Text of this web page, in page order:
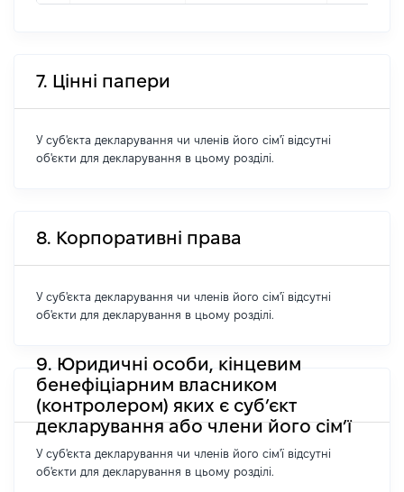
7. Цінні папери
У суб'єкта декларування чи членів його сім'ї відсутні
об'єкти для декларування в цьому розділі.
8. Корпоративні права
У суб'єкта декларування чи членів його сім'ї відсутні
об'єкти для декларування в цьому розділі.
9. Юридичні особи, кінцевим
бенефіціарним власником
(контролером) яких є суб’єкт
декларування або члени його сім’ї
У суб'єкта декларування чи членів його сім'ї відсутні
об'єкти для декларування в цьому розділі.